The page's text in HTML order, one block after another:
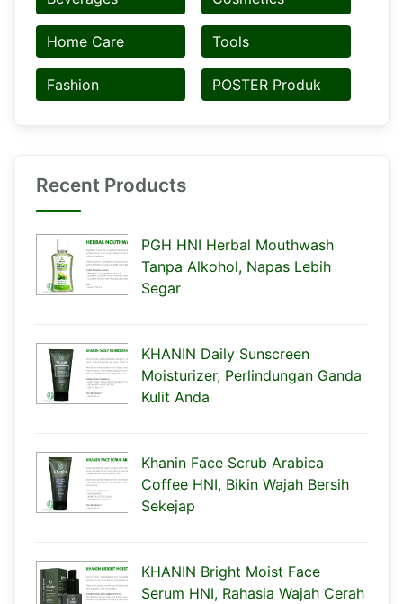
Home Care Tools
Fashion POSTER Produk
Recent Products
PGH HNI Herbal Mouthwash
Tanpa Alkohol, Napas Lebih
Segar
KHANIN Daily Sunscreen
Moisturizer, Perlindungan Ganda
Kulit Anda
Khanin Face Scrub Arabica
Coffee HNI, Bikin Wajah Bersih
Sekejap
KHANIN Bright Moist Face
Serum HNI, Rahasia Wajah Cerah